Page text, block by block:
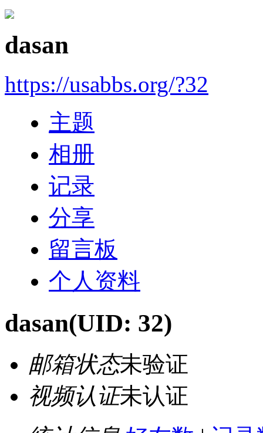
dasan
https://usabbs.org/?32
主题
相册
记录
分享
留言板
个人资料
dasan(UID: 32)
邮箱状态未验证
视频认证未认证